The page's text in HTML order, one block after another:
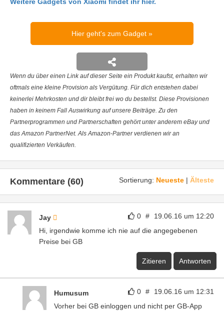
Hier geht's zum Gadget
Wenn du über einen Link auf dieser Seite ein Produkt kaufst, erhalten wir
oftmals eine kleine Provision als Vergütung. Für dich entstehen dabei
keinerlei Mehrkosten und dir bleibt frei wo du bestellst. Diese Provisionen
haben in keinem Fall Auswirkung auf unsere Beiträge. Zu den
Partnerprogrammen und Partnerschaften gehört unter anderem eBay und
das Amazon PartnerNet. Als Amazon-Partner verdienen wir an
qualifizierten Verkäufen.
Sortierung: Neueste | Älteste
Kommentare (60)
0 # 19.06.16 um 12:20
Jay
Hi, irgendwie komme ich nie auf die angegebenen
Preise bei GB
Zitieren Antworten
0 # 19.06.16 um 12:31
Humusum
Vorher bei GB einloggen und nicht per GB-App